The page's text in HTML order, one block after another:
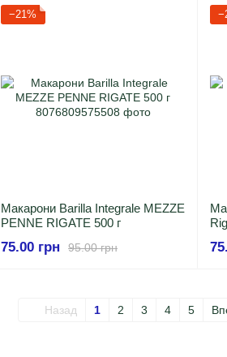
−21%
Макарони Barilla Integrale MEZZE
PENNE RIGATE 500 г
95.00 грн
75.00 грн
Назад 1 2 3 4 5